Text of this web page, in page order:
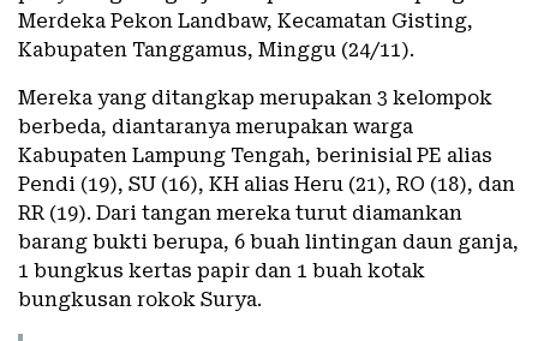
Merdeka Pekon Landbaw, Kecamatan Gisting,
Kabupaten Tanggamus, Minggu (24/11).
Mereka yang ditangkap merupakan 3 kelompok
berbeda, diantaranya merupakan warga
Kabupaten Lampung Tengah, berinisial PE alias
Pendi (19), SU (16), KH alias Heru (21), RO (18), dan
RR (19). Dari tangan mereka turut diamankan
barang bukti berupa, 6 buah lintingan daun ganja,
1 bungkus kertas papir dan 1 buah kotak
bungkusan rokok Surya.